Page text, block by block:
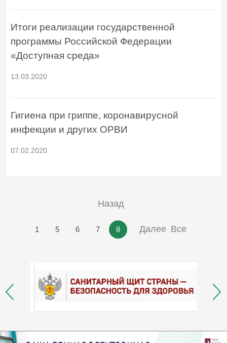
Итоги реализации государственной
программы Российской Федерации
«Доступная среда»
13.03.2020
Гигиена при гриппе, коронавирусной
инфекции и других ОРВИ
07.02.2020
Назад
1 5 6 7 8 Далее Все